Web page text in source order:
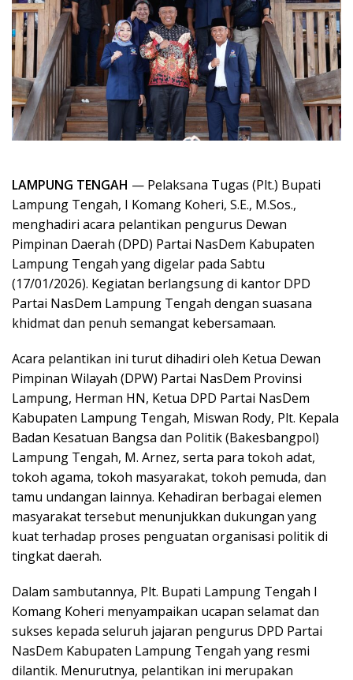
LAMPUNG TENGAH — Pelaksana Tugas (Plt.) Bupati
Lampung Tengah, I Komang Koheri, S.E., M.Sos.,
menghadiri acara pelantikan pengurus Dewan
Pimpinan Daerah (DPD) Partai NasDem Kabupaten
Lampung Tengah yang digelar pada Sabtu
(17/01/2026). Kegiatan berlangsung di kantor DPD
Partai NasDem Lampung Tengah dengan suasana
khidmat dan penuh semangat kebersamaan.
Acara pelantikan ini turut dihadiri oleh Ketua Dewan
Pimpinan Wilayah (DPW) Partai NasDem Provinsi
Lampung, Herman HN, Ketua DPD Partai NasDem
Kabupaten Lampung Tengah, Miswan Rody, Plt. Kepala
Badan Kesatuan Bangsa dan Politik (Bakesbangpol)
Lampung Tengah, M. Arnez, serta para tokoh adat,
tokoh agama, tokoh masyarakat, tokoh pemuda, dan
tamu undangan lainnya. Kehadiran berbagai elemen
masyarakat tersebut menunjukkan dukungan yang
kuat terhadap proses penguatan organisasi politik di
tingkat daerah.
Dalam sambutannya, Plt. Bupati Lampung Tengah I
Komang Koheri menyampaikan ucapan selamat dan
sukses kepada seluruh jajaran pengurus DPD Partai
NasDem Kabupaten Lampung Tengah yang resmi
dilantik. Menurutnya, pelantikan ini merupakan